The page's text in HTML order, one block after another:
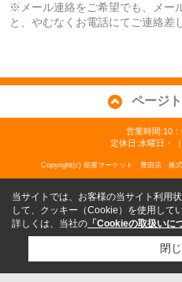
※メール連絡をご希望でも、メー
と、やむなくお電話にてご連絡差
ページ
営業時間:10
定休日:水曜日・（
Copyright(c) 部屋マーケット 豊田店 株
当サイトでは、お客様の当サイト利用
して、クッキー（Cookie）を使用してい
詳しくは、当社の 「Cookieの取扱いに
閉